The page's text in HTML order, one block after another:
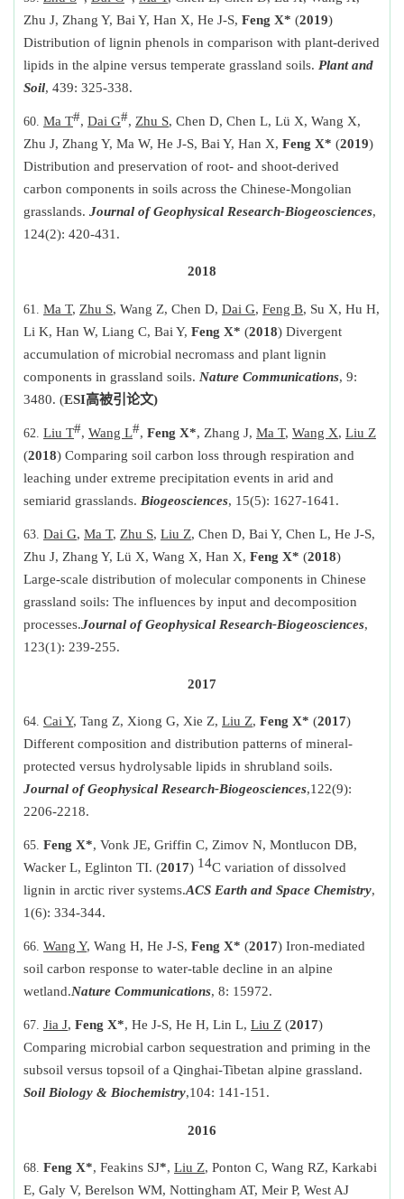
Zhu J, Zhang Y, Bai Y, Han X, He J-S, Feng X* (2019)
Distribution of lignin phenols in comparison with plant-derived
lipids in the alpine versus temperate grassland soils. Plant and
Soil, 439: 325-338.
Ma T#, Dai G#, Zhu S, Chen D, Chen L, Lü X, Wang X,
Zhu J, Zhang Y, Ma W, He J-S, Bai Y, Han X, Feng X* (2019)
Distribution and preservation of root- and shoot-derived
carbon components in soils across the Chinese-Mongolian
grasslands. Journal of Geophysical Research-Biogeosciences,
124(2): 420-431.
2018
Ma T, Zhu S, Wang Z, Chen D, Dai G, Feng B, Su X, Hu H,
Li K, Han W, Liang C, Bai Y, Feng X* (2018) Divergent
accumulation of microbial necromass and plant lignin
components in grassland soils. Nature Communications, 9:
3480. (ESI高被引论文)
Liu T#, Wang L#, Feng X*, Zhang J, Ma T, Wang X, Liu Z
(2018) Comparing soil carbon loss through respiration and
leaching under extreme precipitation events in arid and
semiarid grasslands. Biogeosciences, 15(5): 1627-1641.
Dai G, Ma T, Zhu S, Liu Z, Chen D, Bai Y, Chen L, He J-S,
Zhu J, Zhang Y, Lü X, Wang X, Han X, Feng X* (2018)
Large-scale distribution of molecular components in Chinese
grassland soils: The influences by input and decomposition
processes.Journal of Geophysical Research-Biogeosciences,
123(1): 239-255.
2017
Cai Y, Tang Z, Xiong G, Xie Z, Liu Z, Feng X* (2017)
Different composition and distribution patterns of mineral-
protected versus hydrolysable lipids in shrubland soils.
Journal of Geophysical Research-Biogeosciences,122(9):
2206-2218.
Feng X*, Vonk JE, Griffin C, Zimov N, Montlucon DB,
Wacker L, Eglinton TI. (2017) 14C variation of dissolved
lignin in arctic river systems.ACS Earth and Space Chemistry,
1(6): 334-344.
Wang Y, Wang H, He J-S, Feng X* (2017) Iron-mediated
soil carbon response to water-table decline in an alpine
wetland.Nature Communications, 8: 15972.
Jia J, Feng X*, He J-S, He H, Lin L, Liu Z (2017)
Comparing microbial carbon sequestration and priming in the
subsoil versus topsoil of a Qinghai-Tibetan alpine grassland.
Soil Biology & Biochemistry,104: 141-151.
2016
Feng X*, Feakins SJ*, Liu Z, Ponton C, Wang RZ, Karkabi
E, Galy V, Berelson WM, Nottingham AT, Meir P, West AJ